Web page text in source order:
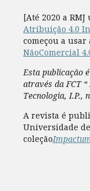
[Até 2020 a
Atribuição 4.0
começou a usar
NãoComercial
Esta publicação
através da FCT
Tecnologia, I.P.,
A revista é
Universidade
coleção